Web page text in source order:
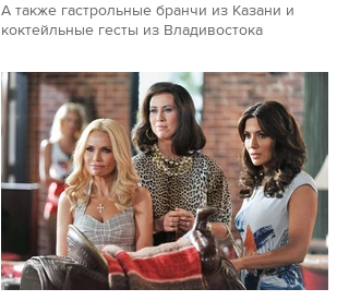
А также гастрольные бранчи из Казани и
коктейльные гесты из Владивостока